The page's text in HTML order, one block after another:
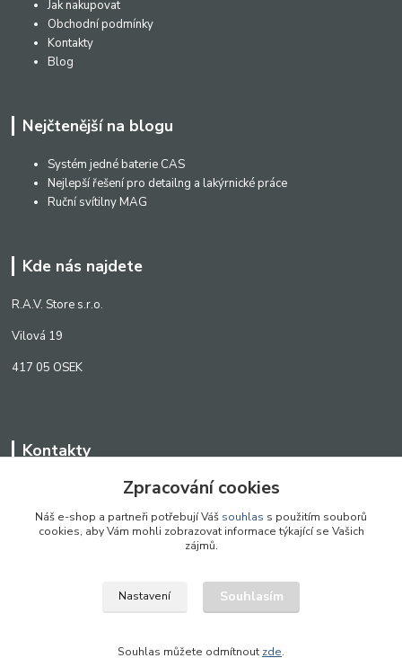
Jak nakupovat
Obchodní podmínky
Kontakty
Blog
Nejčtenější na blogu
Systém jedné baterie CAS
Nejlepší řešení pro detailng a lakýrnické práce
Ruční svítilny MAG
Kde nás najdete
R.A.V. Store s.r.o.
Vilová 19
417 05 OSEK
Kontakty
WWW.SCANLED.CZ 2022
Zpracování cookies
Náš e-shop a partneři potřebují Váš souhlas s použitím souborů
cookies, aby Vám mohli zobrazovat informace týkající se Vašich
zájmů.
Nastavení Souhlasím
Souhlas můžete odmítnout zde.